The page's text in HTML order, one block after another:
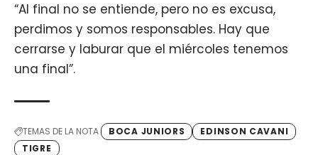
“Al final no se entiende, pero no es excusa,
perdimos y somos responsables. Hay que
cerrarse y laburar que el miércoles tenemos
una final”.
TEMAS DE LA NOTA BOCA JUNIORS
EDINSON CAVANI
TIGRE